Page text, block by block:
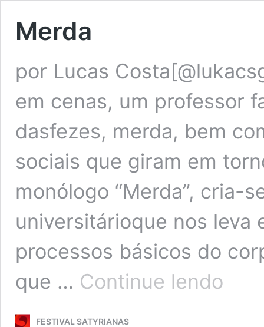
Merda
por Lucas
em cenas, um professor
dasfezes, merda, bem
sociais que giram em
monólogo “Merda”, cria-
universitárioque nos leva
processos básicos do
que … Continue lendo
FESTIVAL SATYRIANAS